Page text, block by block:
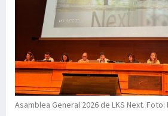
Asamblea General 2026 de LKS Next. Foto: